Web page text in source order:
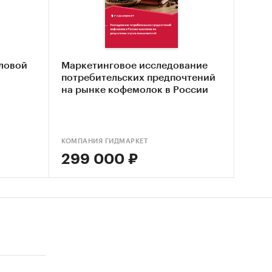
Маркетинговое исследование
потребительских предпочтений
на рынке кофемолок в России
КОМПАНИЯ ГИДМАРКЕТ
299 000 ₽